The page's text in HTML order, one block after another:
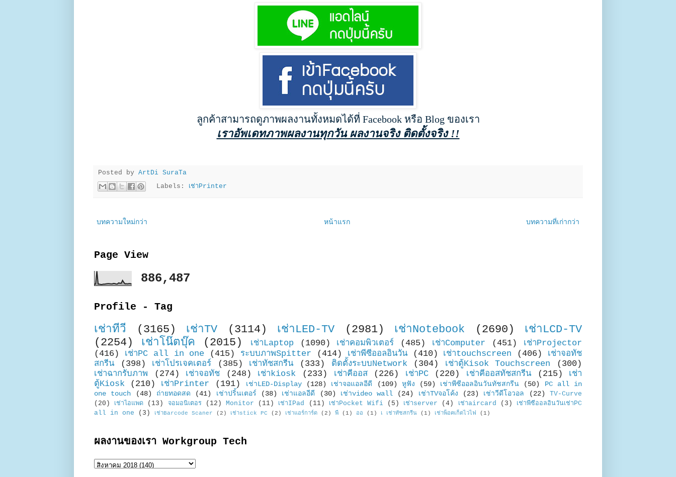
ลูกค้าสามารถดูภาพผลงานทั้งหมดได้ที่ Facebook หรือ Blog ของเรา
เราอัพเดทภาพผลงานทุกวัน ผลงานจริง ติดตั้งจริง !!
Posted by ArtDi SuraTa
Labels:
เช่าPrinter
บทความใหม่กว่า บทความที่เก่ากว่า
หน้าแรก
Page View
886,487
Profile - Tag
เช่าทีวี (3165) เช่าTV (3114) เช่าLED-TV (2981) เช่าNotebook (2690)
เช่าLCD-TV
(2254)
เช่าโน๊ตบุ๊ค (2015) เช่าLaptop (1090) เช่าคอมพิวเตอร์ (485) เช่าComputer (451)
เช่าProjector
(416)
เช่าPC all in one (415) ระบบภาพSpitter (414) เช่าพีซีออลอินวัน (410) เช่าtouchscreen (406)
เช่าจอทัช
สกรีน
(398) เช่าโปรเจคเตอร์ (385) เช่าทัชสกรีน (333) ติดตั้งระบบNetwork (304) เช่าตู้Kisok Touchscreen
(300)
เช่าฉากรับภาพ
(274) เช่าจอทัช (248) เช่าkiosk (233) เช่าคีออส (226) เช่าPC (220) เช่าคีออสทัชสกรีน (215)
เช่า
ตู้Kiosk
(210) เช่าPrinter (191) เช่าLED-Display (128) เช่าจอแอลอีดี (109) หูฟัง (59) เช่าพีซีออลอินวันทัชสกรีน (50)
PC all in
one touch
(48) ถ่ายทอดสด (41) เช่าปริ้นเตอร์ (38) เช่าแอลอีดี (30) เช่าvideo wall (24) เช่าTVจอโค้ง (23) เช่าวีดีโอวอล (22)
TV-Curve
(20)
เช่าไอแพด (13) จอมอนิเตอร (12) Monitor (11) เช่าIPad (11) เช่าPocket Wifi (5) เช่าserver (4) เช่าaircard (3)
เช่าพีซีออลอินวันเช่าPC
all in one
(3) เช่าBarcode Scaner (2) เช่าstick PC (2) เช่าแอร์การ์ด (2) พี (1) ออ (1) เ เช่าทัชสกรีน (1) เช่าพ็อคเก็ตไวไฟ (1)
ผลงานของเรา Workgroup Tech